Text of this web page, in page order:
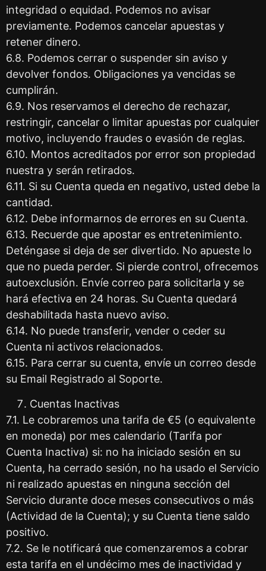
integridad o equidad. Podemos no avisar
previamente. Podemos cancelar apuestas y
retener dinero.
6.8. Podemos cerrar o suspender sin aviso y
devolver fondos. Obligaciones ya vencidas se
cumplirán.
6.9. Nos reservamos el derecho de rechazar,
restringir, cancelar o limitar apuestas por cualquier
motivo, incluyendo fraudes o evasión de reglas.
6.10. Montos acreditados por error son propiedad
nuestra y serán retirados.
6.11. Si su Cuenta queda en negativo, usted debe la
cantidad.
6.12. Debe informarnos de errores en su Cuenta.
6.13. Recuerde que apostar es entretenimiento.
Deténgase si deja de ser divertido. No apueste lo
que no pueda perder. Si pierde control, ofrecemos
autoexclusión. Envíe correo para solicitarla y se
hará efectiva en 24 horas. Su Cuenta quedará
deshabilitada hasta nuevo aviso.
6.14. No puede transferir, vender o ceder su
Cuenta ni activos relacionados.
6.15. Para cerrar su cuenta, envíe un correo desde
su Email Registrado al Soporte.
Cuentas Inactivas
7.1. Le cobraremos una tarifa de €5 (o equivalente
en moneda) por mes calendario (Tarifa por
Cuenta Inactiva) si: no ha iniciado sesión en su
Cuenta, ha cerrado sesión, no ha usado el Servicio
ni realizado apuestas en ninguna sección del
Servicio durante doce meses consecutivos o más
(Actividad de la Cuenta); y su Cuenta tiene saldo
positivo.
7.2. Se le notificará que comenzaremos a cobrar
esta tarifa en el undécimo mes de inactividad y